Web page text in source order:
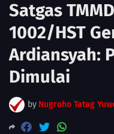
Satgas
1002/HST
Ardiansyah:
Dimulai
by Nugroho Tatag